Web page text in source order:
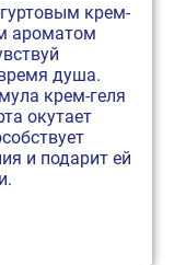
крем-
ароматом
душа.
крем-геля
окутает
и подарит ей